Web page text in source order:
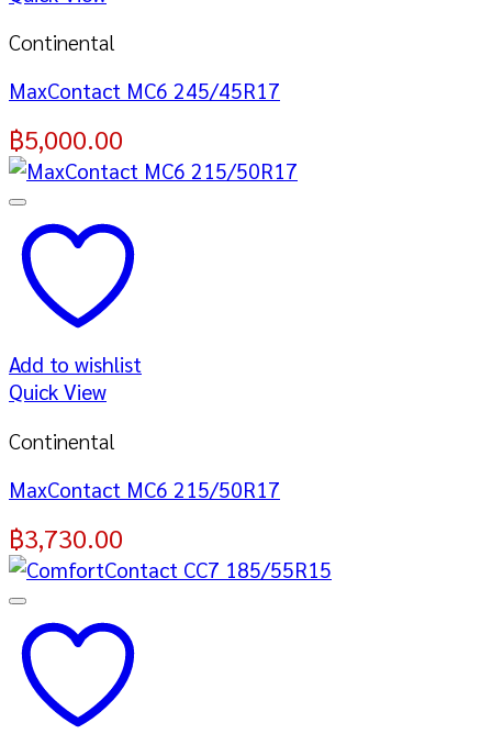
Continental
MaxContact MC6 245/45R17
฿5,000.00
Add to wishlist
Quick View
Continental
MaxContact MC6 215/50R17
฿3,730.00